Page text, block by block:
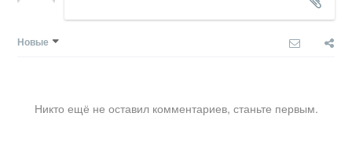
Новые
Никто ещё не оставил комментариев, станьте первым.